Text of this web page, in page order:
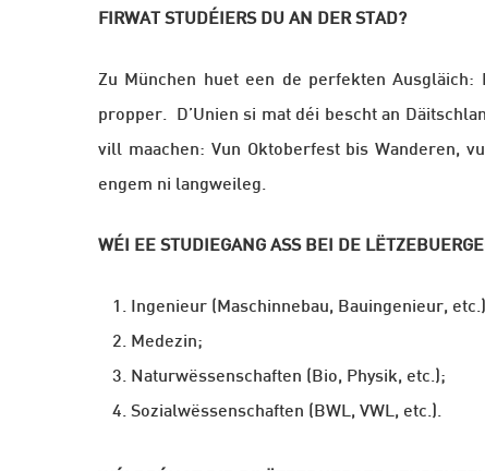
FIRWAT STUDÉIERS DU AN DER STAD?
Zu München huet een de perfekten Ausgläich:
propper. D’Unien si mat déi bescht an
vill maachen: Vun Oktoberfest bis Wanderen,
engem ni langweileg.
WÉI EE STUDIEGANG ASS BEI DE
Ingenieur (Maschinnebau, Bauingenieur,
Medezin;
Naturwëssenschaften (Bio, Physik, etc.);
Sozialwëssenschaften (BWL, VWL, etc.).